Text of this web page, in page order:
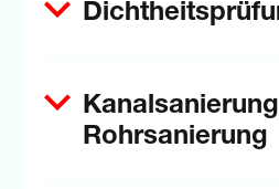
Rohrsanierung